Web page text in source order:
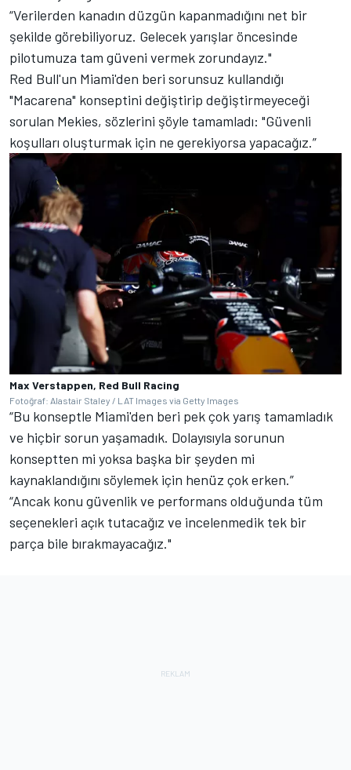
“Verilerden kanadın düzgün kapanmadığını net bir
şekilde görebiliyoruz. Gelecek yarışlar öncesinde
pilotumuza tam güveni vermek zorundayız."
Red Bull'un Miami'den beri sorunsuz kullandığı
"Macarena" konseptini değiştirip değiştirmeyeceği
sorulan Mekies, sözlerini şöyle tamamladı: "Güvenli
koşulları oluşturmak için ne gerekiyorsa yapacağız.”
Max Verstappen, Red Bull Racing
Fotoğraf: Alastair Staley / LAT Images via Getty Images
“Bu konseptle Miami'den beri pek çok yarış tamamladık
ve hiçbir sorun yaşamadık. Dolayısıyla sorunun
konseptten mi yoksa başka bir şeyden mi
kaynaklandığını söylemek için henüz çok erken.”
“Ancak konu güvenlik ve performans olduğunda tüm
seçenekleri açık tutacağız ve incelenmedik tek bir
parça bile bırakmayacağız."